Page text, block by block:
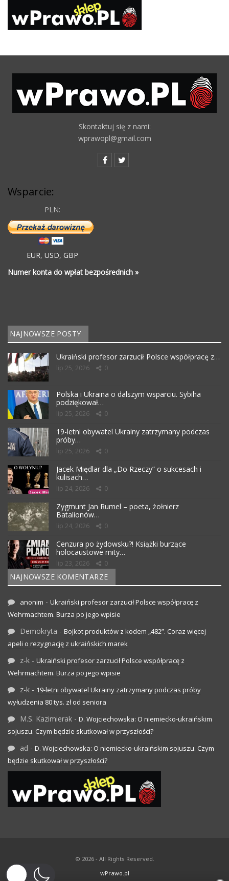
Skontaktuj się z nami:
wprawopl@gmail.com
Wsparcie:
PLN:
EUR, USD, GBP
Numer konta do wpłat bezpośrednich »
NAJNOWSZE POSTY
Ukraiński profesor zarzucił Polsce współpracę z…
lip 25, 2026 0
Polska i Ukraina o dalszym wsparciu. Sybiha
podziękował…
lip 25, 2026 0
19-letni obywatel Ukrainy zatrzymany podczas
próby…
lip 25, 2026 0
Jacek Międlar dla „Do Rzeczy” o sukcesach i
kulisach…
lip 24, 2026 0
Zygmunt Jan Rumel – poeta, żołnierz
Batalionów…
lip 24, 2026 0
Cenzura po żydowsku?! Książki burzące
holocaustowe mity…
lip 23, 2026 0
NAJNOWSZE KOMENTARZE
anonim - Ukraiński profesor zarzucił Polsce współpracę z
Wehrmachtem. Burza po jego wpisie
Demokryta - Bojkot produktów z kodem „482”. Coraz więcej
apeli o rezygnację z ukraińskich marek
z-k - Ukraiński profesor zarzucił Polsce współpracę z
Wehrmachtem. Burza po jego wpisie
z-k - 19-letni obywatel Ukrainy zatrzymany podczas próby
wyłudzenia 80 tys. zł od seniora
M.S. Kazimierak - D. Wojciechowska: O niemiecko-ukraińskim
sojuszu. Czym będzie skutkował w przyszłości?
ad - D. Wojciechowska: O niemiecko-ukraińskim sojuszu. Czym
będzie skutkował w przyszłości?
© 2026 - All Rights Reserved.
wPrawo.pl